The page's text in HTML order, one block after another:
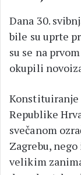
Dana 30.
bile su uprte
su se na
okupili
Konstituiranje
Republike
svečanom
Zagrebu,
velikim